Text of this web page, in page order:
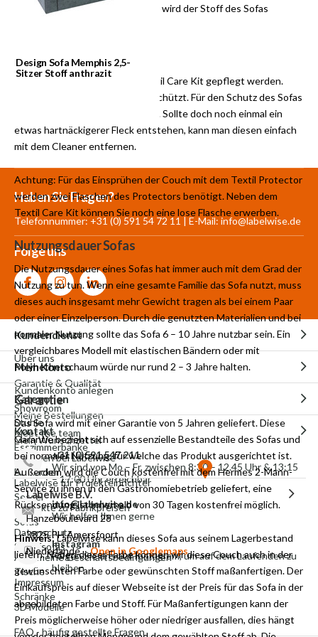
weiche Oberfläche. Zum Schluss wird der Stoff des Sofas
Pflege
Das Sofa kann ideal mit dem Textil Care Kit gepflegt werden.
Damit wird der Stoff perfekt geschützt. Für den Schutz des Sofas
nutzt man einfach den Protector. Sollte doch noch einmal ein
etwas hartnäckigerer Fleck entstehen, kann man diesen einfach
mit dem Cleaner entfernen.
Achtung: Für das Einsprühen der Couch mit dem Textil Protector
werden zwei Flaschen des Protectors benötigt. Neben dem
Textil Care Kit können Sie noch eine lose Flasche erwerben.
Nutzungsdauer Sofas
Die Nutzungsdauer eines Sofas hat immer auch mit dem Grad der
Nutzung zu tun. Wenn eine gesamte Familie das Sofa nutzt, muss
dieses auch insgesamt mehr Gewicht tragen als bei einem Paar
oder einer Einzelperson. Durch die genutzten Materialien und bei
normaler Nutzung sollte das Sofa 6 – 10 Jahre nutzbar sein. Ein
vergleichbares Modell mit elastischen Bändern oder mit
Polyhetherschaum würde nur rund 2 – 3 Jahre halten.
Garantie
Das Sofa wird mit einer Garantie von 5 Jahren geliefert. Diese
Garantie bezieht sich auf essenzielle Bestandteile des Sofas und
bei normaler Nutzung, für welche das Produkt ausgerichtet ist.
Außerdem wird die Couch kostenfrei mit dem Hermes 2-Mann-
Service zu ihnen in den Gastronomiebetrieb geliefert, eine
Rücksendung ist innerhalb von 30 Tagen kostenfrei möglich.
Hinweis: Labelwisekann dieses Sofa aus seinem Lagerbestand
liefern. Neben dieser Farbe können wir diese Couch auch in der
gewünschten Farbe oder gewünschten Stoff maßanfertigen. Der
Einkaufspreis auf dieser Webseite ist der Preis für das Sofa in der
abgebildeten Farbe und Stoff. Für Maßanfertigungen kann der
Preis möglicherweise höher oder niedriger ausfallen, dies hängt
Design Sofa Memphis 2,5-
Sitzer Stoff anthrazit
Mehr als 30.000
Produkte auf Lager
700 m²
Showroom
Produkte aus
eigener Produktion
Haben Sie Fragen?
Telefonnummer: +31 (0) 591 54 72 11 | E-Mail: info@labelwise.de
Folge uns
Kundendienst
Über uns
Garantie & Qualität
Showroom
Meet the team
Arbeiten bei Labelwise
Labelwise für Projekteinrichter
Produkte zu Fabrikpreisen
Datenschutz
Allgemeine Geschäftsbedingungen
Impressum
3D Modelle
FAQ - häufig gestellte Fragen
Mein Konto
Kundenkonto anlegen
Meine Bestellungen
Mein Wunschzettel
Kategorien
Stühle
Esszimmerbänke
Barhocker
Sessel
Sofas
Schlafsofas
Tische
Schränke
Kontakt
+31 (0)591 547 211
Wir sind von Mo – Fr, zwischen 8:30 – 12.45 Uhr & 13:15
– 17:00 Uhr erreichbar
info@labelwise.de
Wir helfen Ihnen gerne
Instagram
Folgen Sie uns auf Instagram, um auf dem Laufenden zu
bleiben
Labelwise B.V.
Hanzeboulevard 28
3825 PH Amersfoort
Niederlande
Open in Googlemaps